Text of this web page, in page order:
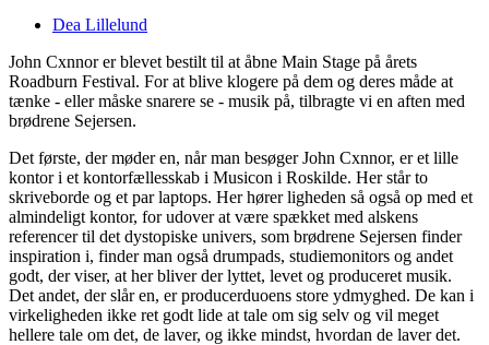
Dea Lillelund
John Cxnnor er blevet bestilt til at åbne Main Stage på årets
Roadburn Festival. For at blive klogere på dem og deres måde at
tænke - eller måske snarere se - musik på, tilbragte vi en aften med
brødrene Sejersen.
Det første, der møder en, når man besøger John Cxnnor, er et lille
kontor i et kontorfællesskab i Musicon i Roskilde. Her står to
skriveborde og et par laptops. Her hører ligheden så også op med et
almindeligt kontor, for udover at være spækket med alskens
referencer til det dystopiske univers, som brødrene Sejersen finder
inspiration i, finder man også drumpads, studiemonitors og andet
godt, der viser, at her bliver der lyttet, levet og produceret musik.
Det andet, der slår en, er producerduoens store ydmyghed. De kan i
virkeligheden ikke ret godt lide at tale om sig selv og vil meget
hellere tale om det, de laver, og ikke mindst, hvordan de laver det.